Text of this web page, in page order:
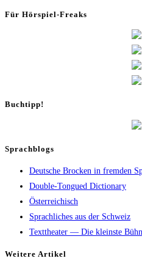
Für Hör­spiel-Freaks
Buch­tipp!
Sprachblogs
Deutsche Brocken in fremden
Double-Tongued Dictionary
Österreichisch
Sprachliches aus der Schweiz
Texttheater — Die kleinste
Wei­te­re Artikel